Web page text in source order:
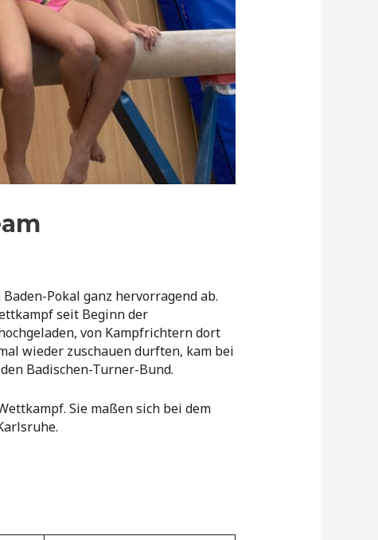
Pokal ganz hervorragend ab.
seit Beginn der
von Kampfrichtern dort
wieder zuschauen durften, kam bei
Badischen-Turner-Bund.
Sie maßen sich bei dem